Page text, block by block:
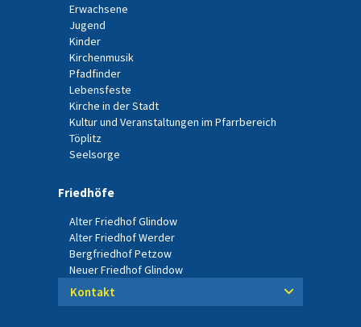
Erwachsene
Jugend
Kinder
Kirchenmusik
Pfadfinder
Lebensfeste
Kirche in der Stadt
Kultur und Veranstaltungen im Pfarrbereich
Töplitz
Seelsorge
Friedhöfe
Alter Friedhof Glindow
Alter Friedhof Werder
Bergfriedhof Petzow
Neuer Friedhof Glindow
Kontakt